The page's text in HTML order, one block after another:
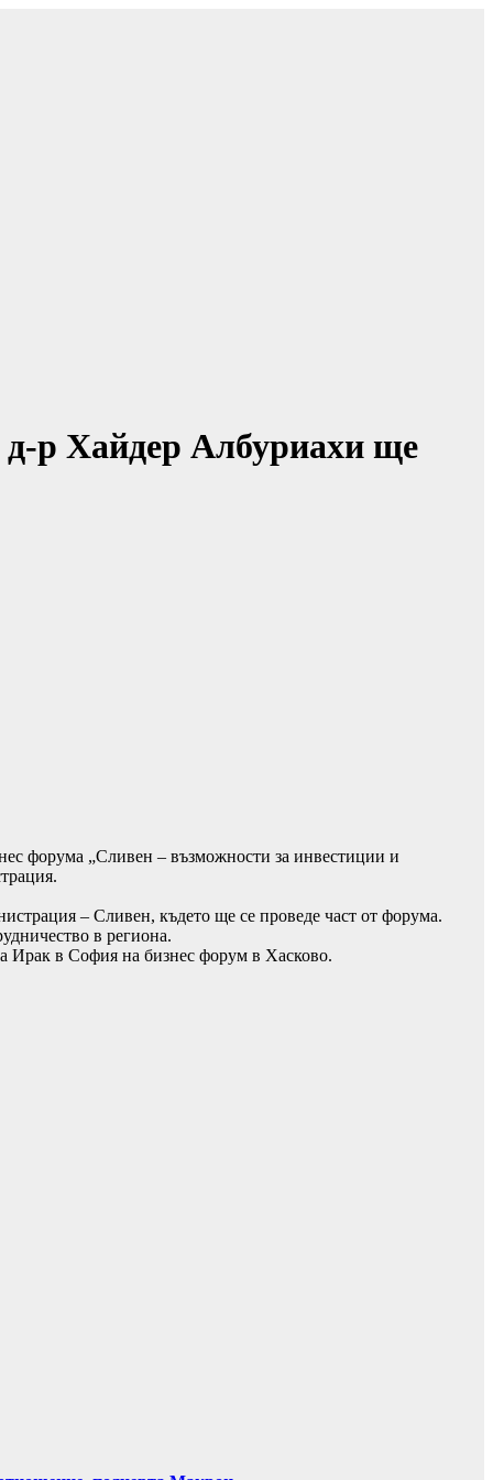
р Хайдер Албуриахи ще
форума „Сливен – възможности за инвестиции и
– Сливен, където ще се проведе част от форума.
в региона.
Ирак в София на бизнес форум в Хасково.